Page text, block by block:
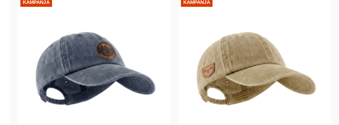
KAMPANJA KAMPANJA